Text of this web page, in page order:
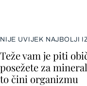
NIJE UVIJEK NAJBOLJI
Teže vam je piti
posežete za
to čini organizmu